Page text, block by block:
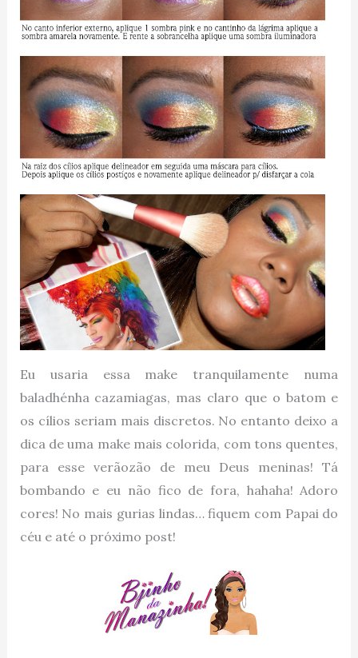
Eu usaria essa make tranquilamente numa
baladhénha cazamiagas, mas claro que o batom e
os cílios seriam mais discretos. No entanto deixo a
dica de uma make mais colorida, com tons quentes,
para esse verãozão de meu Deus meninas! Tá
bombando e eu não fico de fora, hahaha! Adoro
cores! No mais gurias lindas… fiquem com Papai do
céu e até o próximo post!